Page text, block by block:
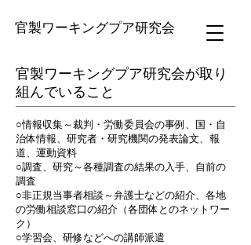
官製ワーキングプア研究会
官製ワーキングプア研究会が取り
組んでいること
○情報収集～裁判・労働委員会の事例、国・自
治体情報、研究者・研究機関の発表論文、報
道、運動資料
○調査、研究～各種調査の結果の入手、自前の
調査
○非正規当事者相談～弁護士などの紹介、各地
の労働相談窓口の紹介（各団体とのネットワー
ク）
○学習会、研修などへの講師派遣